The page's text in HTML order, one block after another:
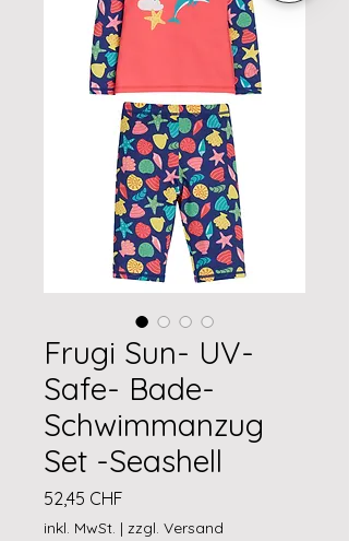
Frugi Sun- UV-
Safe- Bade-
Schwimmanzug
Set -Seashell
52,45 CHF
inkl. MwSt. | zzgl. Versand